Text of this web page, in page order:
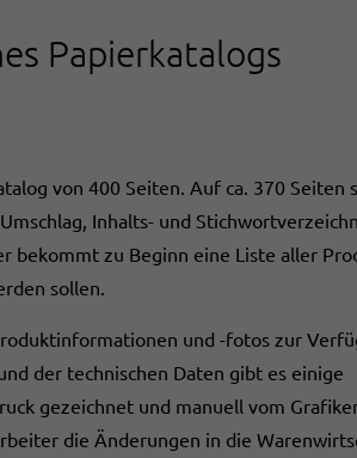
Papierkatalogs
von 400 Seiten. Auf ca. 370 Seiten
Inhalts- und
bekommt zu Beginn eine Liste aller
sollen.
und -fotos zur
der technischen Daten gibt es einige
gezeichnet und manuell vom
die Änderungen in die